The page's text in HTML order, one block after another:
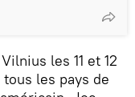
les 11 et 12
les pays de